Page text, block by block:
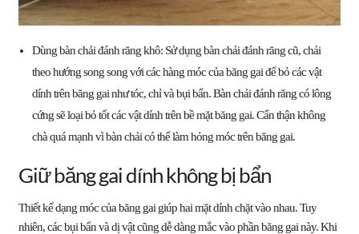
Dùng bàn chải đánh răng khô: Sử dụng bàn chải đánh răng cũ, chải
theo hướng song song với các hàng móc của băng gai để bỏ các vật
dính trên băng gai như tóc, chỉ và bụi bẩn. Bàn chải đánh răng có lông
cứng sẽ loại bỏ tốt các vật dính trên bề mặt băng gai. Cẩn thận không
chà quá mạnh vì bàn chải có thể làm hỏng móc trên băng gai.
Giữ băng gai dính không bị bẩn
Thiết kế dạng móc của băng gai giúp hai mặt dính chặt vào nhau. Tuy
nhiên, các bụi bẩn và dị vật cũng dễ dàng mắc vào phần băng gai này. Khi